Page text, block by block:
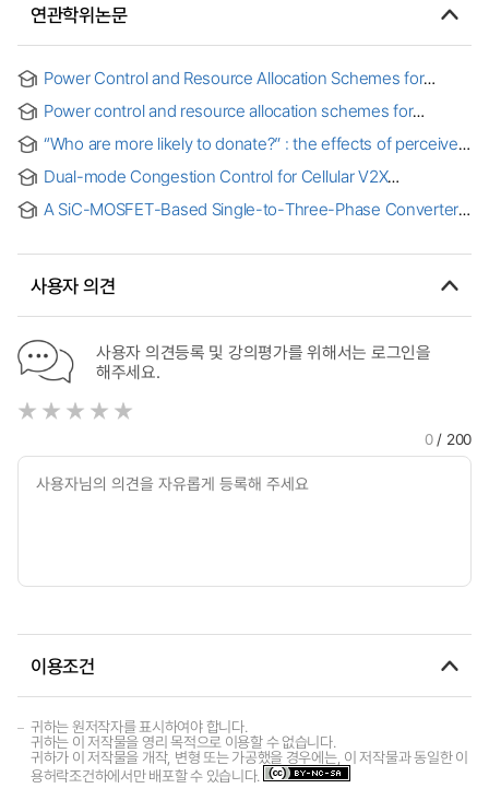
연관학위논문
Power Control and Resource Allocation Schemes for
Networks
Power control and resource allocation schemes for
networks
“Who are more likely to donate?” : the effects of perceived
Dual-mode Congestion Control for Cellular V2X
A SiC-MOSFET-Based Single-to-Three-Phase Converter
Distribution Systems
사용자 의견
사용자 의견등록 및 강의평가를 위해서는 로그인을
해주세요.
0/ 200
이용조건
귀하는 원저작자를 표시하여야 합니다.
귀하는 이 저작물을 영리 목적으로 이용할 수 없습니다.
귀하가 이 저작물을 개작, 변형 또는 가공했을 경우에는, 이 저작물과 동일한 이
용허락조건하에서만 배포할 수 있습니다.